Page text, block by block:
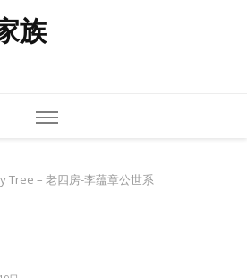
族
Tree – 老四房-李蕴章公世系